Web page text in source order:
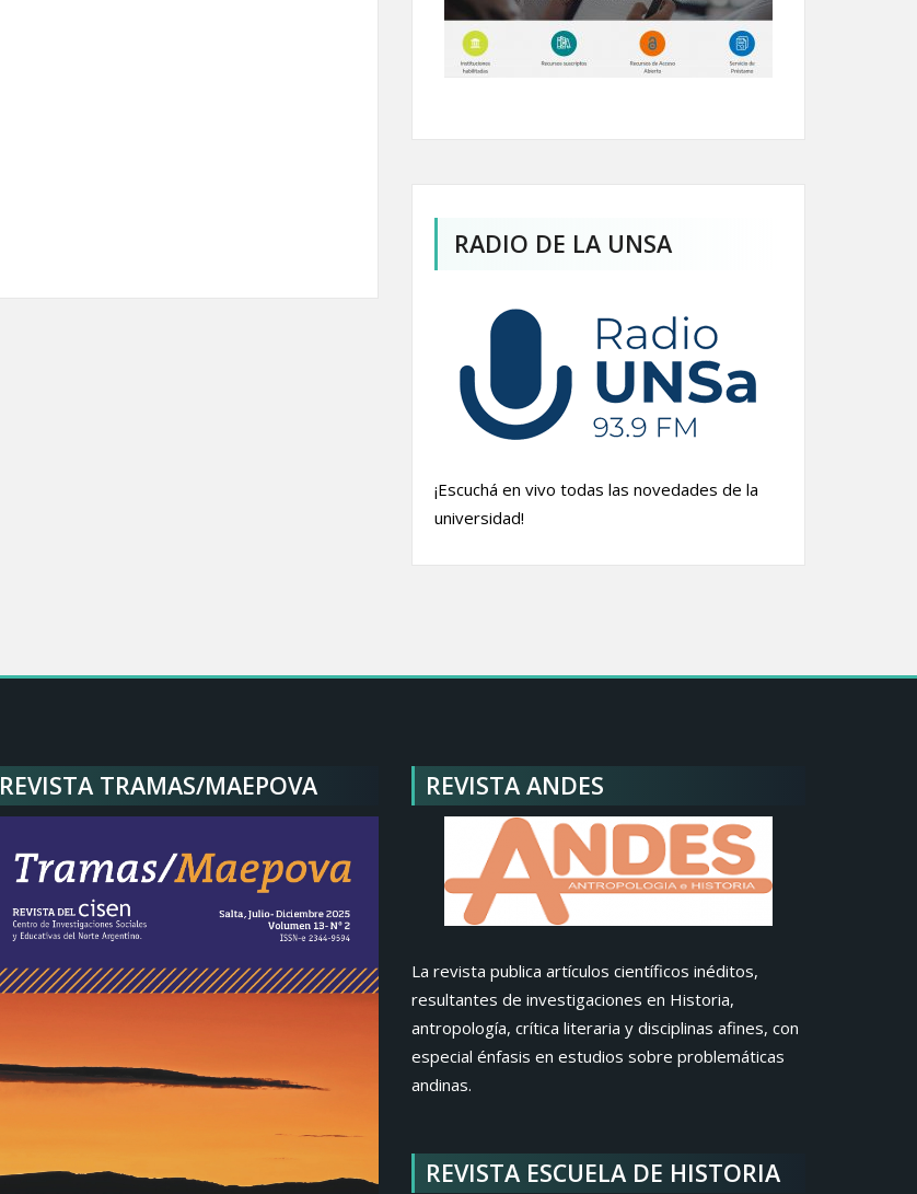
RADIO DE LA UNSA
¡Escuchá en vivo todas las novedades de la
universidad!
REVISTA TRAMAS/MAEPOVA REVISTA ANDES
La revista publica artículos científicos inéditos,
resultantes de investigaciones en Historia,
antropología, crítica literaria y disciplinas afines, con
especial énfasis en estudios sobre problemáticas
andinas.
REVISTA ESCUELA DE HISTORIA